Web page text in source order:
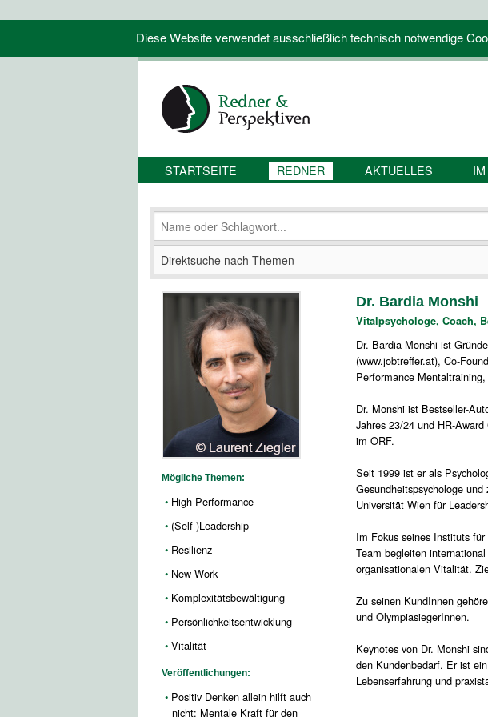
Diese Website verwendet ausschließlich technisch notwendige
STARTSEITE REDNER AKTUELLES
Mögliche Themen:
High-Performance
(Self-)Leadership
Resilienz
New Work
Komplexitätsbewältigung
Persönlichkeitsentwicklung
Vitalität
Veröffentlichungen:
Positiv Denken allein hilft auch
nicht: Mentale Kraft für den
Dr. Bardia Monshi
Vitalpsychologe, Coach,
Dr. Bardia Monshi ist
(www.jobtreffer.at), Co-
Performance
Dr. Monshi ist Bestseller-
Jahres 23/24 und HR-
im ORF.
Seit 1999 ist er als
Gesundheitspsychologe
Universität Wien für
Im Fokus seines Instituts
Team begleiten
organisationalen Vitalität.
Zu seinen KundInnen
und OlympiasiegerInnen.
Keynotes von Dr. Monshi
den Kundenbedarf. Er ist
Lebenserfahrung und